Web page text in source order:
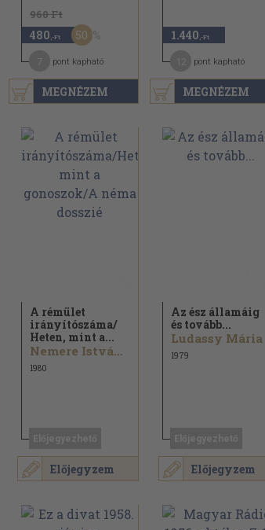
MEGNÉZEM
960 Ft
480 ,-Ft 50
pont kapható
MEGNÉZEM
1.440 ,-Ft
pont kapható
Előjegyzem
A rémület
irányítószáma/
Heten, mint a...
Nemere István...
1980
Előjegyzem
Az ész államáig
és tovább...
Ludassy Mária
1979